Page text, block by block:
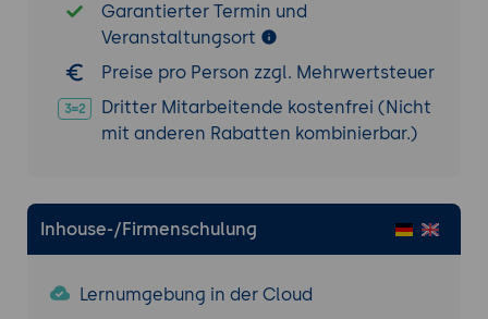
Abschlussprojekt:
Die Teilnehmer haben die Möglichkeit, ein
eigenes Datenanalyseprojekt
durchzuführen.
Auswahl und Vorbereitung der Daten.
Interpretation der Ergebnisse und
Garantierter Termin und
Veranstaltungsort
Preise pro Person zzgl. Mehrwertsteuer
Dritter Mitarbeitende kostenfrei (Nicht
mit anderen Rabatten kombinierbar.)
Inhouse-/Firmenschulung
Lernumgebung in der Cloud